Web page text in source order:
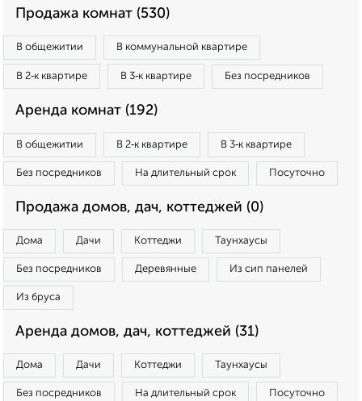
Продажа комнат (530)
В общежитии В коммунальной квартире
В 2‑к квартире В 3‑к квартире Без посредников
Аренда комнат (192)
В общежитии В 2‑к квартире В 3‑к квартире
Без посредников На длительный срок Посуточно
Продажа домов, дач, коттеджей (0)
Дома Дачи Коттеджи Таунхаусы
Без посредников Деревянные Из сип панелей
Из бруса
Аренда домов, дач, коттеджей (31)
Дома Дачи Коттеджи Таунхаусы
Без посредников На длительный срок Посуточно